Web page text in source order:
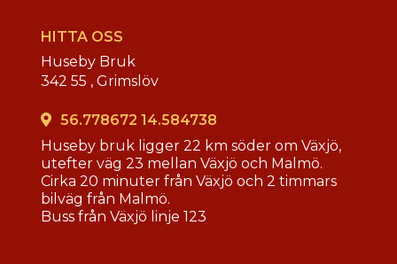
HITTA OSS
Huseby Bruk
342 55 , Grimslöv
56.778672 14.584738
Huseby bruk ligger 22 km söder om Växjö,
utefter väg 23 mellan Växjö och Malmö.
Cirka 20 minuter från Växjö och 2 timmars
bilväg från Malmö.
Buss från Växjö linje 123